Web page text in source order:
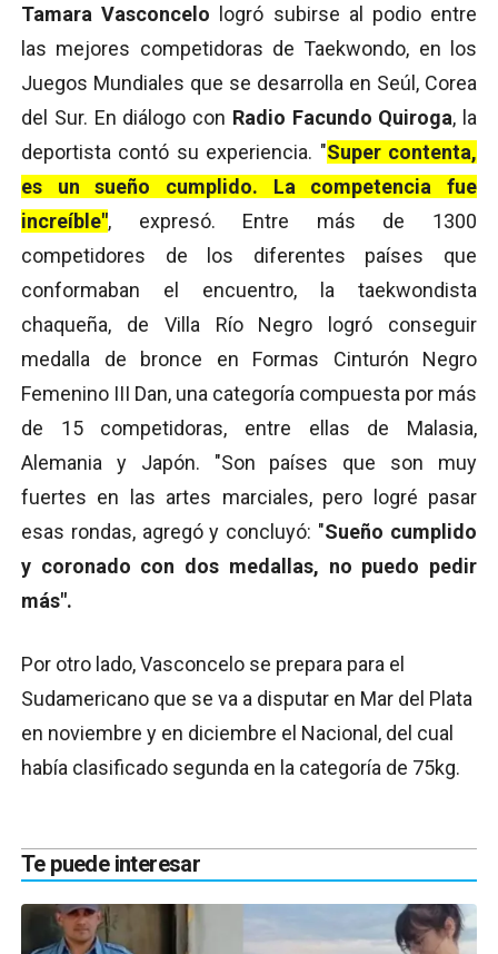
Tamara Vasconcelo logró subirse al podio entre
las mejores competidoras de Taekwondo, en los
Juegos Mundiales que se desarrolla en Seúl, Corea
del Sur. En diálogo con Radio Facundo Quiroga, la
deportista contó su experiencia. "Super contenta,
es un sueño cumplido. La competencia fue
increíble", expresó. Entre más de 1300
competidores de los diferentes países que
conformaban el encuentro, la taekwondista
chaqueña, de Villa Río Negro logró conseguir
medalla de bronce en Formas Cinturón Negro
Femenino III Dan, una categoría compuesta por más
de 15 competidoras, entre ellas de Malasia,
Alemania y Japón. "Son países que son muy
fuertes en las artes marciales, pero logré pasar
esas rondas, agregó y concluyó: "Sueño cumplido
y coronado con dos medallas, no puedo pedir
más".
Por otro lado, Vasconcelo se prepara para el
Sudamericano que se va a disputar en Mar del Plata
en noviembre y en diciembre el Nacional, del cual
había clasificado segunda en la categoría de 75kg.
Te puede interesar